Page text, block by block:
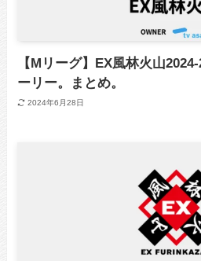
【Mリーグ】EX風林火山
ーリー。まとめ。
2024年6月28日